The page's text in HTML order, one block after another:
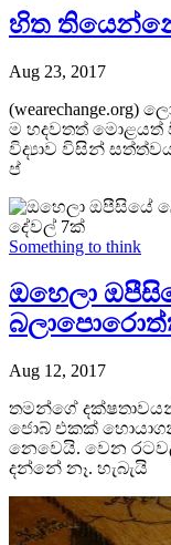
හිත
Aug 23, 2017
ම හදවතත් මොළයත්
විද්‍යාව විසින්
ප්
Something to think
ඔහෙලා
Aug 12, 2017
තමන්ගේ
ජොබ් එකක්
නෙවෙයි. වෙන
දන්නේ නෑ. හැබැයි